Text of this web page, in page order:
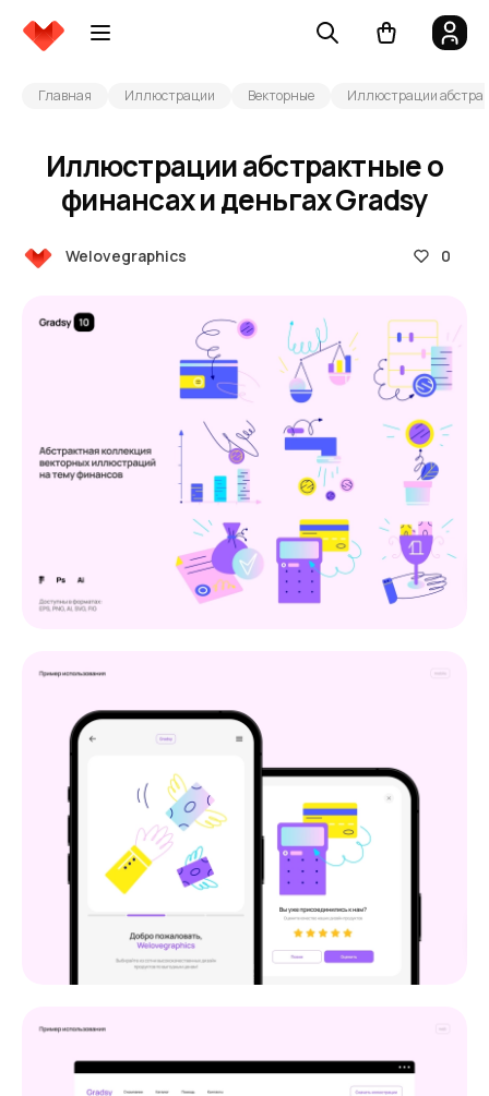
Главная Иллюстрации Векторные Иллюстрации
Иллюстрации абстрактные о
финансах и деньгах Gradsy
Welovegraphics 0